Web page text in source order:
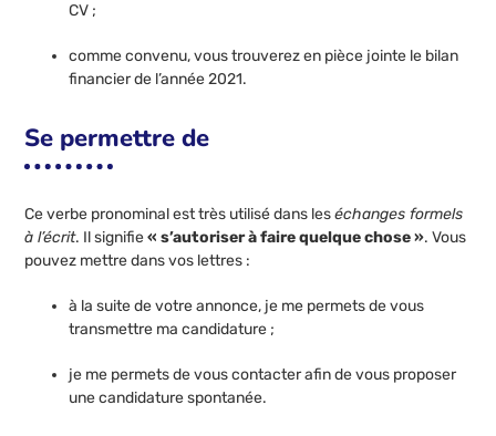
CV ;
comme convenu, vous trouverez en pièce jointe le bilan
financier de l’année 2021.
Se permettre de
Ce verbe pronominal est très utilisé dans leséchanges formels
à l’écrit. Il signifie« s’autoriser à faire quelque chose ». Vous
pouvez mettre dans vos lettres :
à la suite de votre annonce, je me permets de vous
transmettre ma candidature ;
je me permets de vous contacter afin de vous proposer
une candidature spontanée.